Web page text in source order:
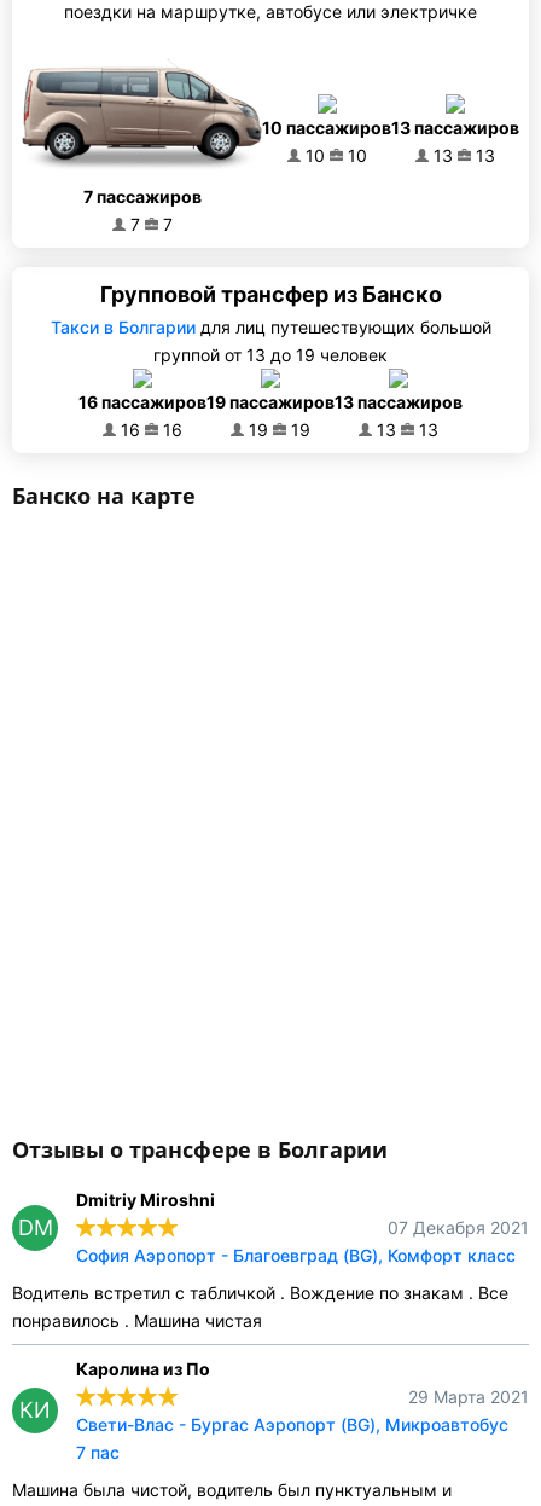
поездки на маршрутке, автобусе или электричке
7 пассажиров
7
7
10 пассажиров
10
10
13 пассажиров
13
13
Групповой трансфер из Банско
Такси в Болгариидля лиц путешествующих большой
группой от 13 до 19 человек
16 пассажиров
16
16
19 пассажиров
19
19
13 пассажиров
13
13
Банско на карте
Отзывы о трансфере в Болгарии
DM
Dmitriy Miroshni
07 Декабря 2021
София Аэропорт - Благоевград (BG), Комфорт класс
Водитель встретил с табличкой . Вождение по знакам . Все
понравилось . Машина чистая
КИ
Каролина из По
29 Марта 2021
Свети-Влас - Бургас Аэропорт (BG), Микроавтобус
7 пас
Машина была чистой, водитель был пунктуальным и